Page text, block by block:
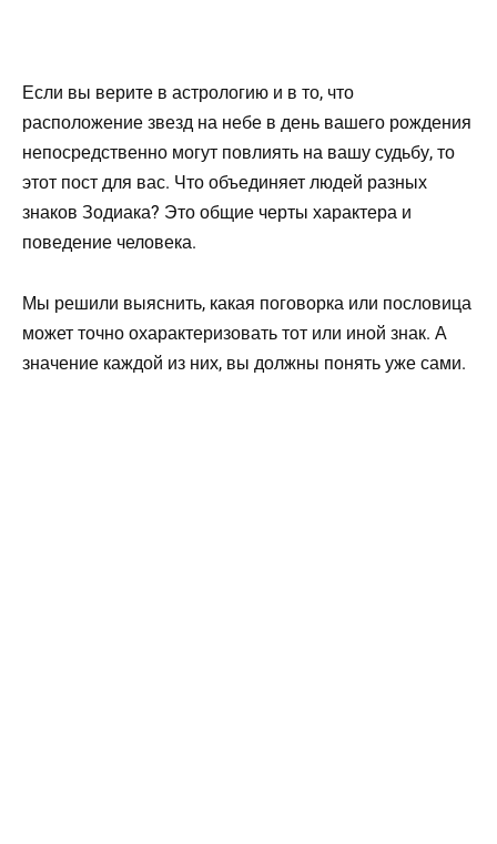
Если вы верите в астрологию и в то, что
расположение звезд на небе в день вашего рождения
непосредственно могут повлиять на вашу судьбу, то
этот пост для вас. Что объединяет людей разных
знаков Зодиака? Это общие черты характера и
поведение человека.
Мы решили выяснить, какая поговорка или пословица
может точно охарактеризовать тот или иной знак. А
значение каждой из них, вы должны понять уже сами.